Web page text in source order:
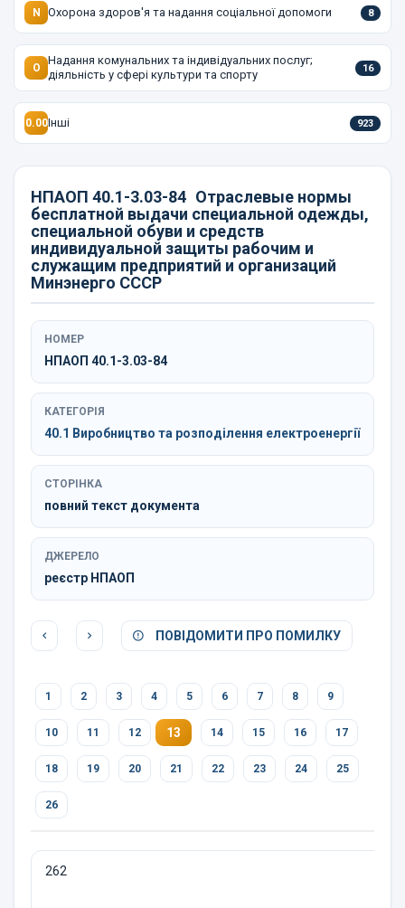
N Охорона здоров'я та надання соціальної допомоги 8
O
Надання комунальних та індивідуальних послуг;
діяльність у сфері культури та спорту
16
0.00Інші 923
НПАОП 40.1-3.03-84 Отраслевые нормы
бесплатной выдачи специальной одежды,
специальной обуви и средств
индивидуальной защиты рабочим и
служащим предприятий и организаций
Минэнерго СССР
НОМЕР
НПАОП 40.1-3.03-84
КАТЕГОРІЯ
40.1 Виробництво та розподілення електроенергії
СТОРІНКА
повний текст документа
ДЖЕРЕЛО
реєстр НПАОП
ПОВІДОМИТИ ПРО ПОМИЛКУ
1 2 3 4 5 6 7 8 9
10 11 12 13 14 15 16 17
18 19 20 21 22 23 24 25
26
262